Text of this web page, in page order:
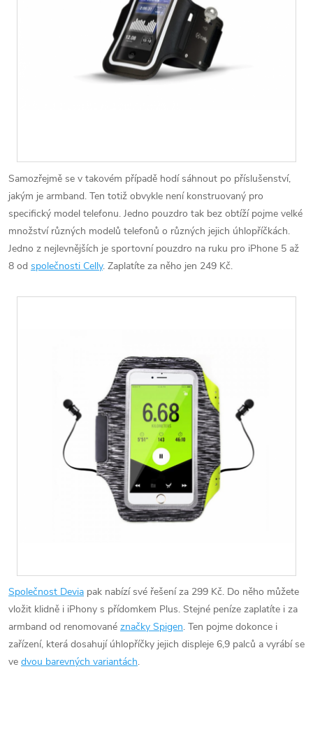
Samozřejmě se v takovém případě hodí sáhnout po příslušenství,
jakým je armband. Ten totiž obvykle není konstruovaný pro
specifický model telefonu. Jedno pouzdro tak bez obtíží pojme velké
množství různých modelů telefonů o různých jejich úhlopříčkách.
Jedno z nejlevnějších je sportovní pouzdro na ruku pro iPhone 5 až
8 od společnosti Celly. Zaplatíte za něho jen 249 Kč.
Společnost Devia pak nabízí své řešení za 299 Kč. Do něho můžete
vložit klidně i iPhony s přídomkem Plus. Stejné peníze zaplatíte i za
armband od renomované značky Spigen. Ten pojme dokonce i
zařízení, která dosahují úhlopříčky jejich displeje 6,9 palců a vyrábí se
ve dvou barevných variantách.